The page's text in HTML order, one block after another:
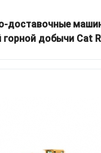
доставочные
добычи Cat